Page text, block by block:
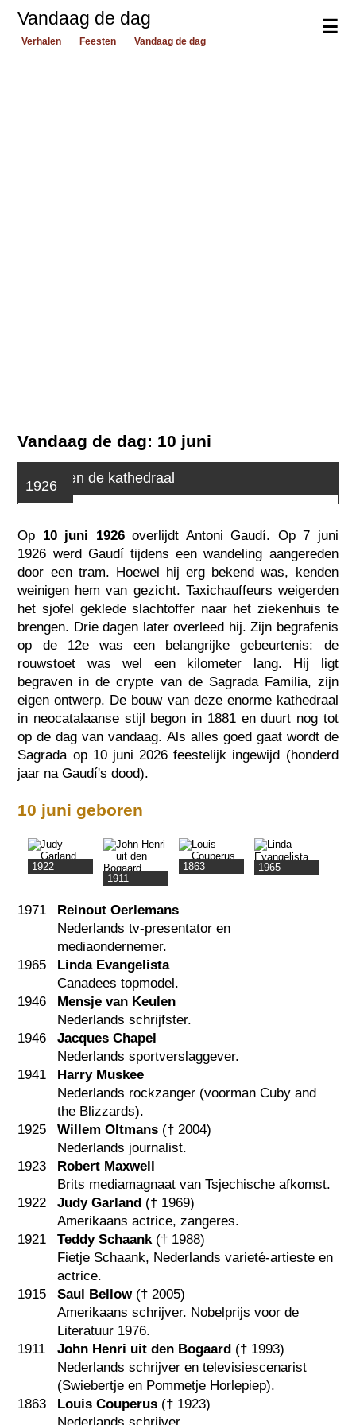
☰
Vandaag de dag
Verhalen Feesten Vandaag de dag
Vandaag de dag: 10 juni
Gaudí en de kathedraal
1926
Op 10 juni 1926overlijdt Antoni Gaudí. Op 7 juni
1926 werd Gaudí tijdens een wandeling aangereden
door een tram. Hoewel hij erg bekend was, kenden
weinigen hem van gezicht. Taxichauffeurs weigerden
het sjofel geklede slachtoffer naar het ziekenhuis te
brengen. Drie dagen later overleed hij. Zijn begrafenis
op de 12e was een belangrijke gebeurtenis: de
rouwstoet was wel een kilometer lang. Hij ligt
begraven in de crypte van de Sagrada Familia, zijn
eigen ontwerp. De bouw van deze enorme kathedraal
in neocatalaanse stijl begon in 1881 en duurt nog tot
op de dag van vandaag. Als alles goed gaat wordt de
Sagrada op 10 juni 2026 feestelijk ingewijd (honderd
jaar na Gaudí's dood).
10 juni geboren
1922
1911
1863 1965
1971
Reinout Oerlemans
Nederlands tv-presentator en
mediaondernemer.
1965
Linda Evangelista
Canadees topmodel.
1946
Mensje van Keulen
Nederlands schrijfster.
1946
Jacques Chapel
Nederlands sportverslaggever.
1941
Harry Muskee
Nederlands rockzanger (voorman Cuby and
the Blizzards).
1925
Willem Oltmans (†2004)
Nederlands journalist.
1923
Robert Maxwell
Brits mediamagnaat van Tsjechische afkomst.
1922
Judy Garland († 1969)
Amerikaans actrice, zangeres.
1921
Teddy Schaank(† 1988)
Fietje Schaank, Nederlands varieté-artieste en
actrice.
1915
Saul Bellow(†2005)
Amerikaans schrijver. Nobelprijs voor de
Literatuur 1976.
1911
John Henri uit den Bogaard († 1993)
Nederlands schrijver en televisiescenarist
(Swiebertje en Pommetje Horlepiep).
1863
Louis Couperus († 1923)